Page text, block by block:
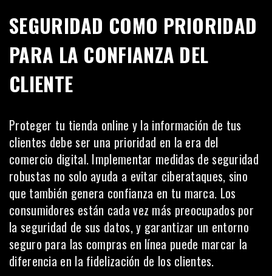
SEGURIDAD COMO PRIORIDAD
PARA LA CONFIANZA DEL
CLIENTE
Proteger tu tienda online y la información de tus
clientes debe ser una prioridad en la era del
comercio digital. Implementar medidas de seguridad
robustas no solo ayuda a evitar ciberataques, sino
que también genera confianza en tu marca. Los
consumidores están cada vez más preocupados por
la seguridad de sus datos, y garantizar un entorno
seguro para las compras en línea puede marcar la
diferencia en la fidelización de los clientes.